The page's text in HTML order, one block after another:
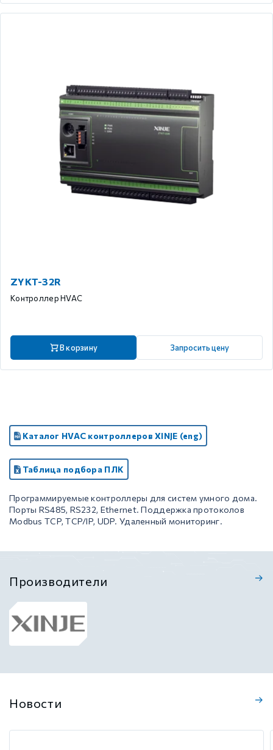
ZYKT-32R
Контроллер HVAC
В корзину Запросить цену
Каталог HVAC контроллеров XINJE (eng)
Таблица подбора ПЛК
Программируемые контроллеры для систем умного дома.
Порты RS485, RS232, Ethernet. Поддержка протоколов
Modbus TCP, TCP/IP, UDP. Удаленный мониторинг.
Производители
Новости